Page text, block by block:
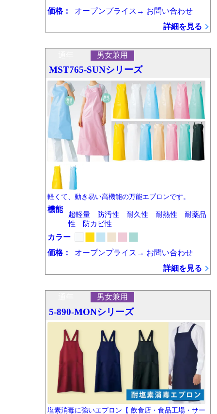
価格：
オープンプライス→ お問い合わせ
詳細を見る
MST765-SUNシリーズ
男女兼用
軽くて、動き易い高機能の万能エプロンです。
機能
超軽量 防汚性 耐久性 耐熱性 耐薬品
性 防カビ性
カラー
価格：
オープンプライス→ お問い合わせ
詳細を見る
5-890-MONシリーズ
男女兼用
塩素消毒に強いエプロン【 飲食店・食品工場・サー